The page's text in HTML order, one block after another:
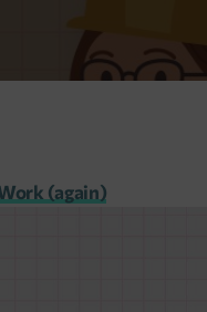
(again)